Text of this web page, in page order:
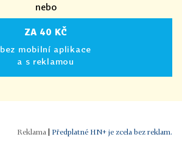
nebo
ZA 40 KČ
bez mobilní aplikace
a s reklamou
Předplatné HN+ je zcela bez reklam.